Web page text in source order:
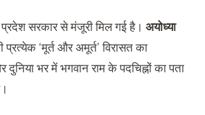
प्रदेश सरकार से मंजूरी मिल गई है। अयोध्या
प्रत्येक ‘मूर्त और अमूर्त’ विरासत का
भर में भगवान राम के पदचिह्नों का पता